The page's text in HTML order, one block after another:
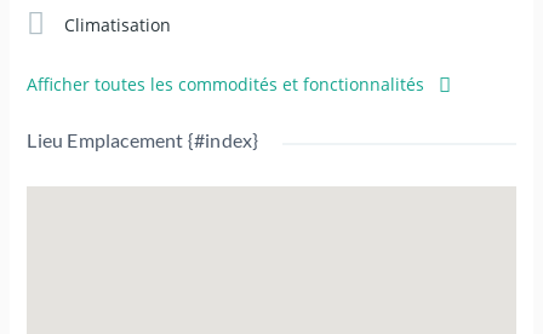
Climatisation
Afficher toutes les commodités et fonctionnalités
Lieu Emplacement {#index}